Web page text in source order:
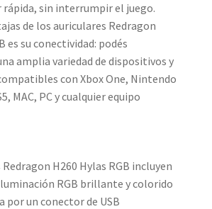
rápida, sin interrumpir el juego.
de los auriculares Redragon
es su conectividad: podés
amplia variedad de dispositivos y
con Xbox One, Nintendo
MAC, PC y cualquier equipo
H260 Hylas RGB incluyen
RGB brillante y colorido
por un conector de USB